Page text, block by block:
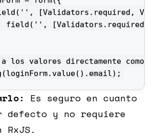
Es seguro en cuanto
defecto y no requiere
RxJS.